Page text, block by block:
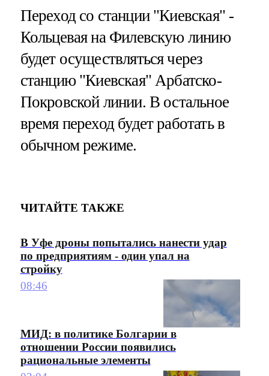
Переход со станции "Киевская" -
Кольцевая на Филевскую линию
будет осуществляться через
станцию "Киевская" Арбатско-
Покровской линии. В остальное
время переход будет работать в
обычном режиме.
ЧИТАЙТЕ ТАКЖЕ
В Уфе дроны попытались нанести удар
по предприятиям - один упал на
стройку
08:46
МИД: в политике Болгарии в
отношении России появились
рациональные элементы